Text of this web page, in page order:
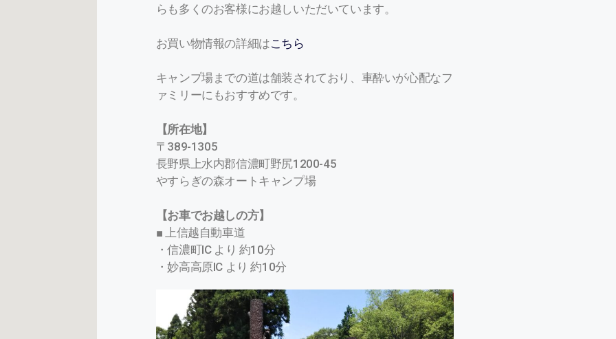
らも多くのお客様にお越しいただいています。
お買い物情報の詳細はこちら
キャンプ場までの道は舗装されており、車酔いが心配なフ
ァミリーにもおすすめです。
【所在地】
〒389-1305
長野県上水内郡信濃町野尻1200-45
やすらぎの森オートキャンプ場
【お車でお越しの方】
■ 上信越自動車道
・信濃町IC より 約10分
・妙高高原IC より 約10分